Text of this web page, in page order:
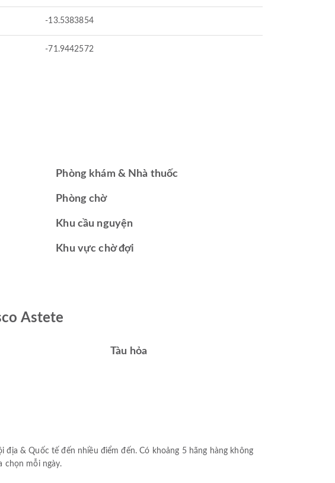
-13.5383854
-71.9442572
Phòng khám & Nhà thuốc
Phòng chờ
Khu cầu nguyện
Khu vực chờ đợi
Astete
Tàu hỏa
địa & Quốc tế đến nhiều điểm đến. Có khoảng 5 hãng hàng không
chọn mỗi ngày.